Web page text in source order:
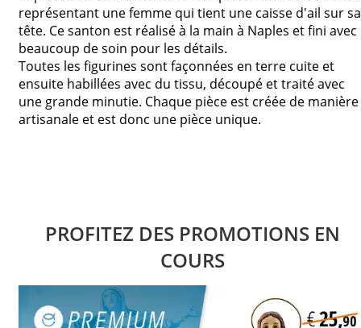
représentant une femme qui tient une caisse d'ail sur sa
tête. Ce santon est réalisé à la main à Naples et fini avec
beaucoup de soin pour les détails.
Toutes les figurines sont façonnées en terre cuite et
ensuite habillées avec du tissu, découpé et traité avec
une grande minutie. Chaque pièce est créée de manière
artisanale et est donc une pièce unique.
PROFITEZ DES PROMOTIONS EN
COURS